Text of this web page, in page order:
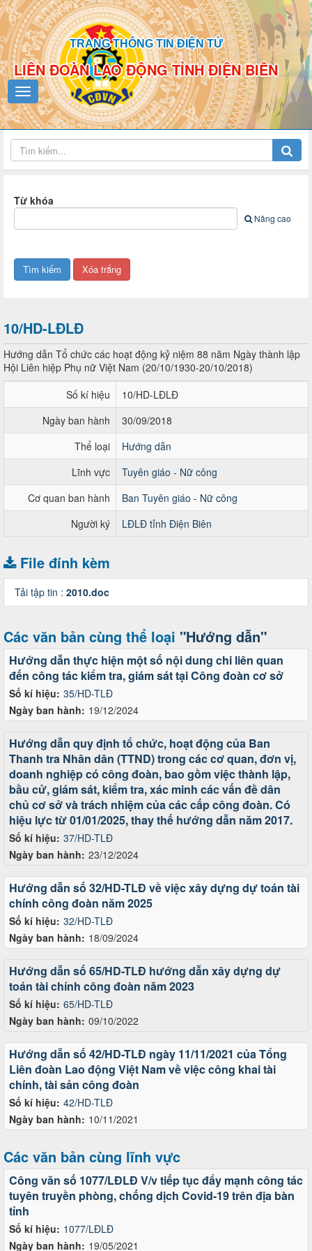
TRANG THÔNG TIN ĐIỆN TỬ
LIÊN ĐOÀN LAO ĐỘNG TỈNH ĐIỆN BIÊN
Từ khóa
Nâng cao
10/HD-LĐLĐ
Hướng dẫn Tổ chức các hoạt động kỷ niệm 88 năm Ngày thành lập
Hội Liên hiệp Phụ nữ Việt Nam (20/10/1930-20/10/2018)
Số kí hiệu
10/HD-LĐLĐ
Ngày ban hành
30/09/2018
Thể loại
Hướng dẫn
Lĩnh vực
Tuyên giáo - Nữ công
Cơ quan ban hành
Ban Tuyên giáo - Nữ công
Người ký
LĐLĐ tỉnh Điện Biên
File đính kèm
Tải tập tin : 2010.doc
Các văn bản cùng thể loại "Hướng dẫn"
Số kí hiệu: 35/HD-TLĐ
Ngày ban hành: 19/12/2024
Hướng dẫn thực hiện một số nội dung chi liên quan
đến công tác kiểm tra, giám sát tại Công đoàn cơ sở
Số kí hiệu: 37/HD-TLĐ
Ngày ban hành: 23/12/2024
Hướng dẫn quy định tổ chức, hoạt động của Ban
Thanh tra Nhân dân (TTND) trong các cơ quan, đơn vị,
doanh nghiệp có công đoàn, bao gồm việc thành lập,
bầu cử, giám sát, kiểm tra, xác minh các vấn đề dân
chủ cơ sở và trách nhiệm của các cấp công đoàn. Có
hiệu lực từ 01/01/2025, thay thế hướng dẫn năm 2017.
Số kí hiệu: 32/HD-TLĐ
Ngày ban hành: 18/09/2024
Hướng dẫn số 32/HD-TLĐ về việc xây dựng dự toán tài
chính công đoàn năm 2025
Số kí hiệu: 65/HD-TLĐ
Ngày ban hành: 09/10/2022
Hướng dẫn số 65/HD-TLĐ hướng dẫn xây dựng dự
toán tài chính công đoàn năm 2023
Số kí hiệu: 42/HD-TLĐ
Ngày ban hành: 10/11/2021
Hướng dẫn số 42/HD-TLĐ ngày 11/11/2021 của Tổng
Liên đoàn Lao động Việt Nam về việc công khai tài
chính, tài sản công đoàn
Các văn bản cùng lĩnh vực
Số kí hiệu: 1077/LĐLĐ
Ngày ban hành: 19/05/2021
Công văn số 1077/LĐLĐ V/v tiếp tục đẩy mạnh công tác
tuyên truyền phòng, chống dịch Covid-19 trên địa bàn
tỉnh